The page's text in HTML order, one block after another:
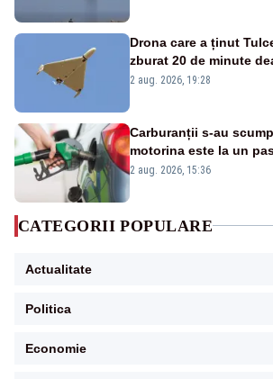
Drona care a ținut
zburat 20 de minute
României. Au fost
2 aug. 2026, 19:28
Carburanții s-au
motorina este la un
2 aug. 2026, 15:36
CATEGORII POPULARE
Actualitate
Politica
Economie